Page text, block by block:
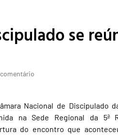
se
Nacional de Discipulado
na Sede Regional da 5ª
do encontro que